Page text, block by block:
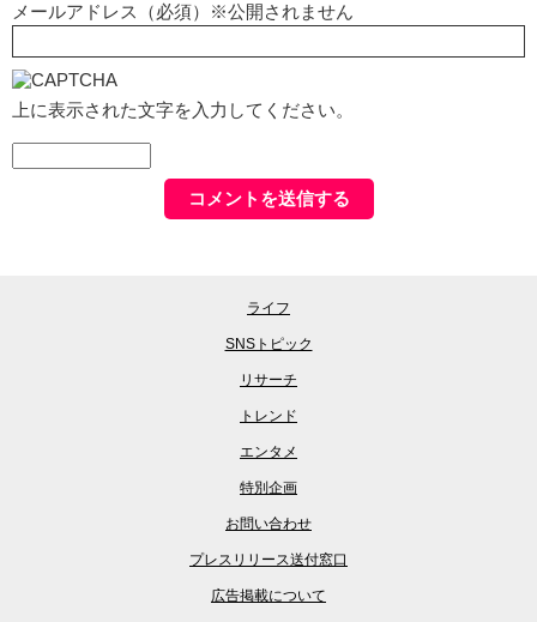
メールアドレス（必須）※公開されません
上に表示された文字を入力してください。
ライフ
SNSトピック
リサーチ
トレンド
エンタメ
特別企画
お問い合わせ
プレスリリース送付窓口
広告掲載について